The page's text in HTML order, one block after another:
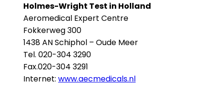
Holmes-Wright Test in Holland
Aeromedical Expert Centre
Fokkerweg 300
1438 AN Schiphol – Oude Meer
Tel. 020-304 3290
Fax.020-304 3291
Internet: www.aecmedicals.nl